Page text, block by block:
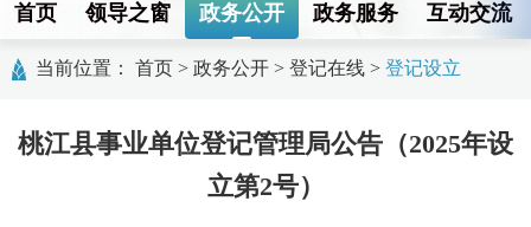
首页 领导之窗 政务公开 政务服务 互动交流
当前位置： 首页 > 政务公开 > 登记在线 > 登记设立
桃江县事业单位登记管理局公告（2025年设
立第2号）